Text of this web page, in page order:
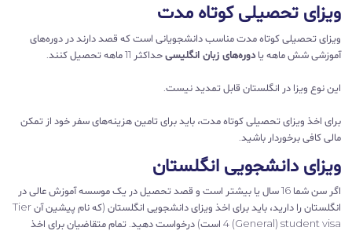
ویزای تحصیلی کوتاه مدت
ویزای تحصیلی کوتاه مدت مناسب دانشجویانی است که قصد دارند در دوره‌های
آموزشی شش ماهه یادوره‌های زبان انگلیسیحداکثر 11 ماهه تحصیل کنند.
این نوع ویزا در انگلستان قابل تمدید نیست.
برای اخذ ویزای تحصیلی کوتاه مدت، باید برای تامین هزینه‌های سفر خود از تمکن
مالی کافی برخوردار باشید.
ویزای دانشجویی انگلستان
اگر سن شما 16 سال یا بیشتر است و قصد تحصیل در یک موسسه آموزش عالی در
انگلستان را دارید، باید برای اخذ ویزای دانشجویی انگلستان (که نام پیشین آن Tier
4 (General) student visa است) درخواست دهید. تمام متقاضیان برای اخذ